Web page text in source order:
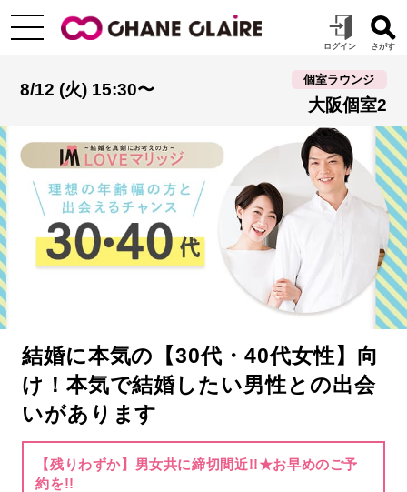
8/12 (火) 15:30〜
個室ラウンジ
大阪個室2
結婚に本気の【30代・40代女性】向
け！本気で結婚したい男性との出会
いがあります
【残りわずか】男女共に締切間近!!★お早めのご予
約を!!